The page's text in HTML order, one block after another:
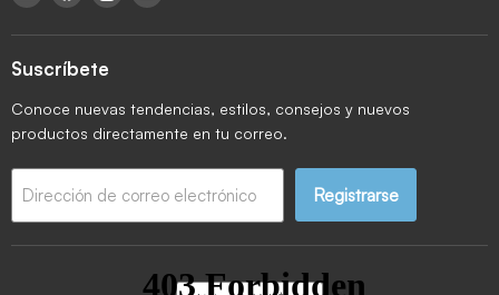
Suscríbete
Conoce nuevas tendencias, estilos, consejos y nuevos
productos directamente en tu correo.
Dirección de correo electrónico Registrarse